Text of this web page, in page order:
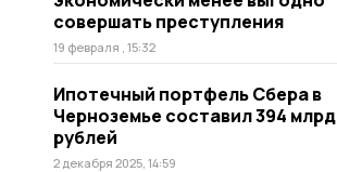
совершать преступления
19 февраля , 15:32
Ипотечный портфель Сбера в
Черноземье составил 394 млрд
рублей
2 декабря 2025, 14:59